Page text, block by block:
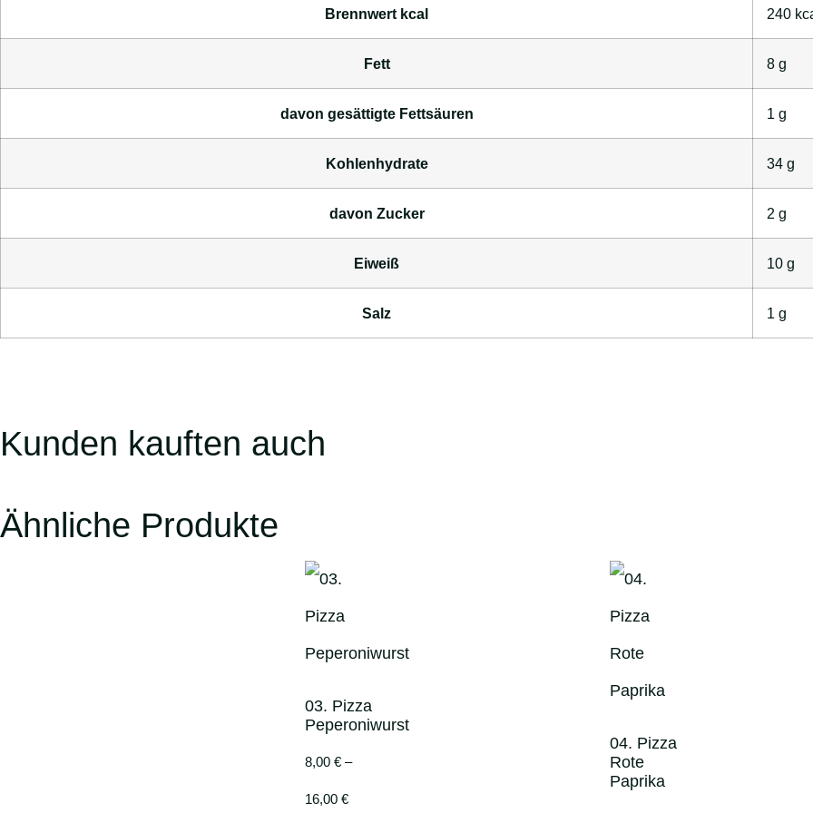
Brennwert kcal 240
Fett 8 g
davon gesättigte Fettsäuren 1 g
Kohlenhydrate 34 g
davon Zucker 2 g
Eiweiß 10 g
Salz 1 g
Kunden kauften auch
Ähnliche Produkte
03. Pizza
Peperoniwurst
8,00 € –
16,00 €
04. Pizza
Rote
Paprika